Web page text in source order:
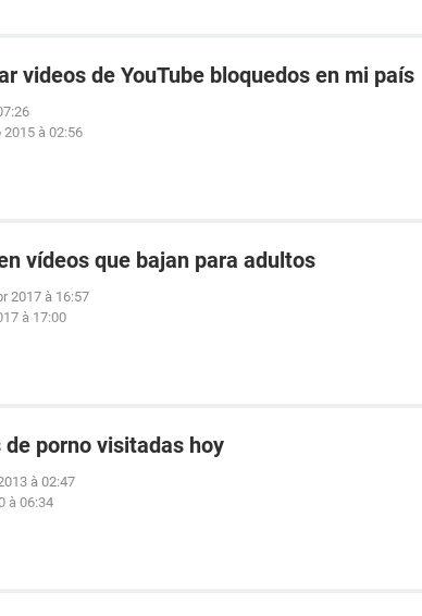
videos de YouTube bloquedos en mi país
2015 à 02:56
vídeos que bajan para adultos
2017 à 16:57
à 17:00
porno visitadas hoy
à 02:47
à 06:34